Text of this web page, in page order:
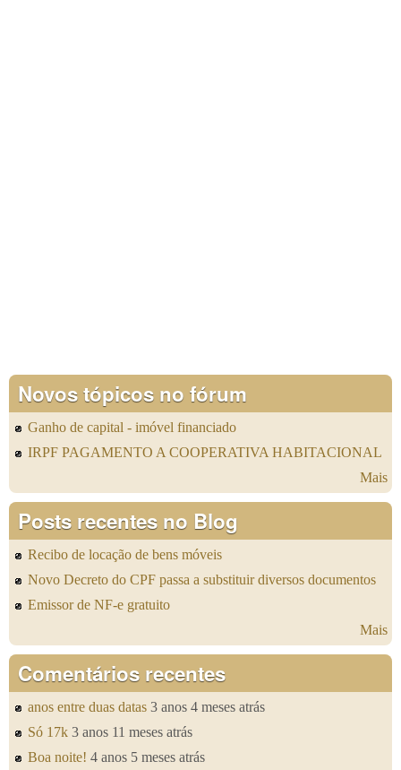
Novos tópicos no fórum
Ganho de capital - imóvel financiado
IRPF PAGAMENTO A COOPERATIVA HABITACIONAL
Mais
Posts recentes no Blog
Recibo de locação de bens móveis
Novo Decreto do CPF passa a substituir diversos documentos
Emissor de NF-e gratuito
Mais
Comentários recentes
anos entre duas datas 3 anos 4 meses atrás
Só 17k 3 anos 11 meses atrás
Boa noite! 4 anos 5 meses atrás